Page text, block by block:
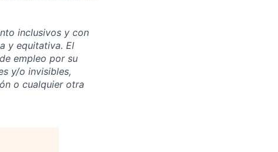
inclusivos y con
y equitativa. El
empleo por su
y/o invisibles,
o cualquier otra